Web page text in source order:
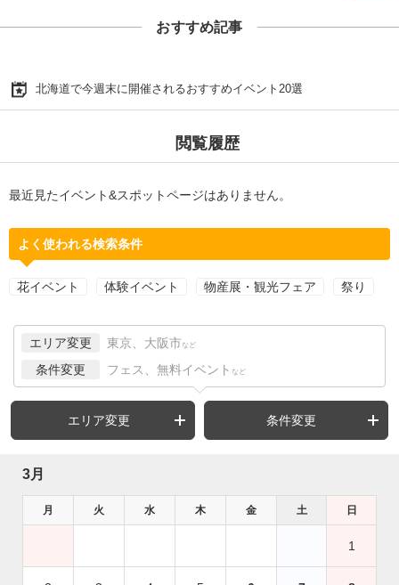
おすすめ記事
北海道で今週末に開催されるおすすめイベント20選
閲覧履歴
最近見たイベント&スポットページはありません。
よく使われる検索条件
花イベント 体験イベント 物産展・観光フェア 祭り
エリア変更 東京、大阪市 など
条件変更 フェス、無料イベント など
エリア変更 条件変更
3月
月 火 水 木 金 土 日
1